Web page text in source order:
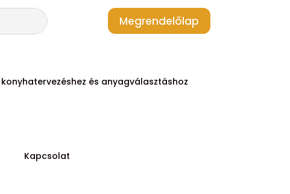
Megrendelőlap
és anyagválasztáshoz
Kapcsolat